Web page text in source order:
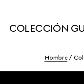
COLECCIÓN
Hombre